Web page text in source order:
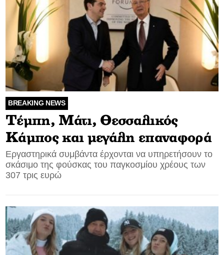
BREAKING NEWS
Tέμπη, Μάτι, Θεσσαλικός
Κάμπος και μεγάλη επαναφορά
Εργαστηρικά συμβάντα έρχονται να υπηρετήσουν το
σκάσιμο της φούσκας του παγκοσμίου χρέους των
307 τρις ευρώ